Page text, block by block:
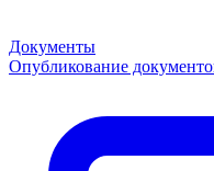
Документы
Опубликование